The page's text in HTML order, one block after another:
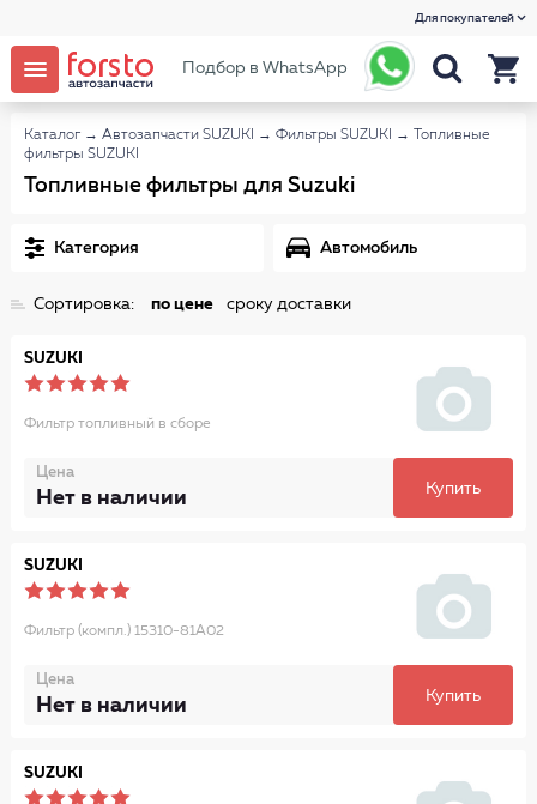
Для покупателей
Подбор в WhatsApp
Каталог → Автозапчасти SUZUKI → Фильтры SUZUKI →
Топливные
фильтры SUZUKI
Топливные фильтры для Suzuki
Категория Автомобиль
Сортировка: по цене сроку доставки
SUZUKI
Фильтр топливный в сборе
Цена
Нет в наличии Купить
SUZUKI
Фильтр (компл.) 15310-81A02
Цена
Нет в наличии Купить
SUZUKI